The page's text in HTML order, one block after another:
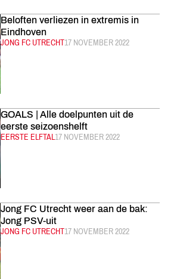
Beloften verliezen in extremis in
Eindhoven
CATEGORIE:
JONG FC UTRECHTGEPUBLICEERD:
17 NOVEMBER 2022
GOALS | Alle doelpunten uit de
eerste seizoenshelft
CATEGORIE:
EERSTE ELFTALGEPUBLICEERD:
17 NOVEMBER 2022
Jong FC Utrecht weer aan de bak:
Jong PSV-uit
CATEGORIE:
JONG FC UTRECHTGEPUBLICEERD:
17 NOVEMBER 2022